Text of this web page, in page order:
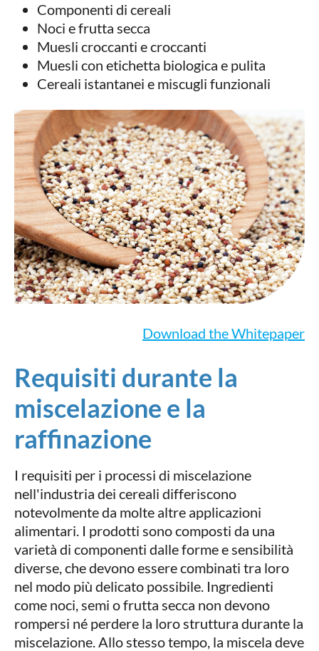
Componenti di cereali
Noci e frutta secca
Muesli croccanti e croccanti
Muesli con etichetta biologica e pulita
Cereali istantanei e miscugli funzionali
Download the Whitepaper
Requisiti durante la
miscelazione e la
raffinazione
I requisiti per i processi di miscelazione
nell'industria dei cereali differiscono
notevolmente da molte altre applicazioni
alimentari. I prodotti sono composti da una
varietà di componenti dalle forme e sensibilità
diverse, che devono essere combinati tra loro
nel modo più delicato possibile. Ingredienti
come noci, semi o frutta secca non devono
rompersi né perdere la loro struttura durante la
miscelazione. Allo stesso tempo, la miscela deve